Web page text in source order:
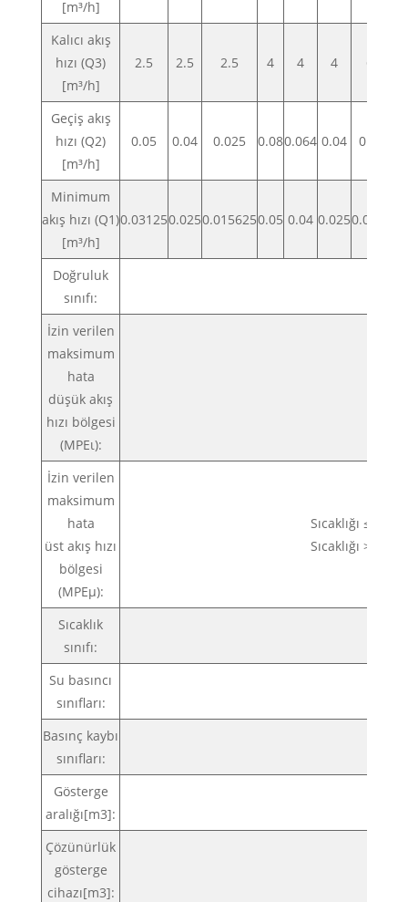
[m³/h]
Kalıcı akış
hızı (Q3)
[m³/h]
2.5 2.5 2.5 4 4 4 6.3
Geçiş akış
hızı (Q2)
[m³/h]
0.05 0.04 0.025 0.080.064 0.04 0.126
Minimum
akış hızı (Q1)
[m³/h]
0.031250.0250.0156250.05 0.04 0.0250.07875
Doğruluk
sınıfı:
İzin verilen
maksimum
hata
düşük akış
hızı bölgesi
(MPEι):
İzin verilen
maksimum
hata
üst akış hızı
bölgesi
(MPEμ):
Sıcaklığı
Sıcaklığı
Sıcaklık
sınıfı:
Su basıncı
sınıfları:
Basınç kaybı
sınıfları:
Gösterge
aralığı[m3]:
Çözünürlük
gösterge
cihazı[m3]: